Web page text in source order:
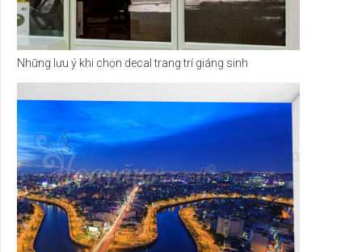
Những lưu ý khi chọn decal trang trí giáng sinh